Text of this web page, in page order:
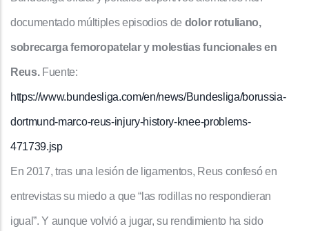
documentado múltiples episodios de dolor rotuliano,
sobrecarga femoropatelar y molestias funcionales en
Reus. Fuente:
https://www.bundesliga.com/en/news/Bundesliga/borussia-
dortmund-marco-reus-injury-history-knee-problems-
471739.jsp
En 2017, tras una lesión de ligamentos, Reus confesó en
entrevistas su miedo a que “las rodillas no respondieran
igual”. Y aunque volvió a jugar, su rendimiento ha sido